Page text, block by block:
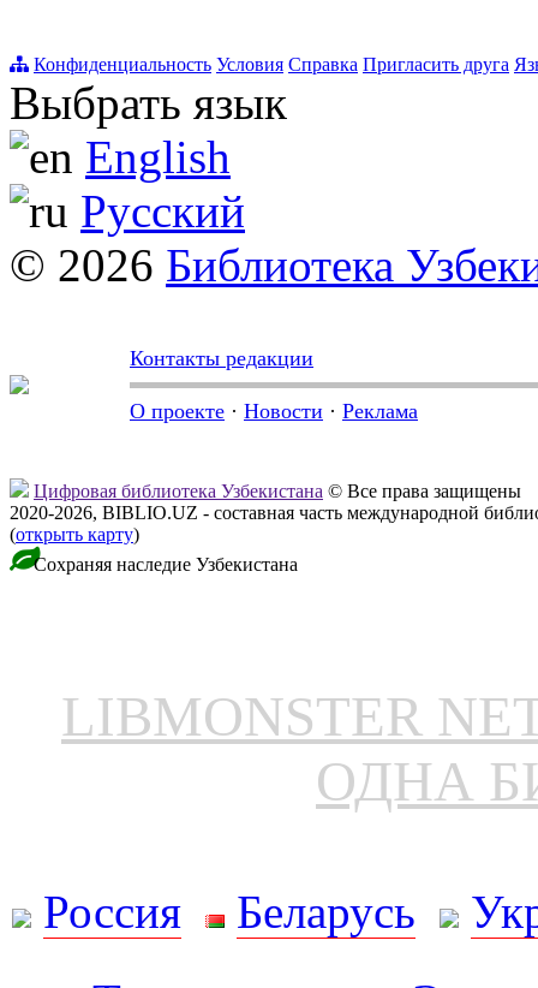
Конфиденциальность Условия Справка Пригласить друга
Выбрать язык
English
Русский
© 2026 Библиотека
Контакты редакции
О проекте · Новости · Реклама
Цифровая библиотека Узбекистана © Все права защищены
2020-2026, BIBLIO.UZ - составная часть международной
(открыть карту)
Сохраняя наследие Узбекистана
LIBMONSTER
ОДНА
Россия Беларусь